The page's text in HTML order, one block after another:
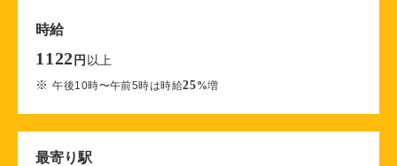
時給
1122 円 以上
※午後10時〜午前5時は時給25%増
最寄り駅